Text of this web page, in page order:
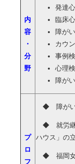
内
容
・
分
野
発達
臨床
障が
カウ
事例
心理
障が
プ
ロ
フ
◆ 障がい
◆ 就労継
ハウス」の
◆ 福岡女